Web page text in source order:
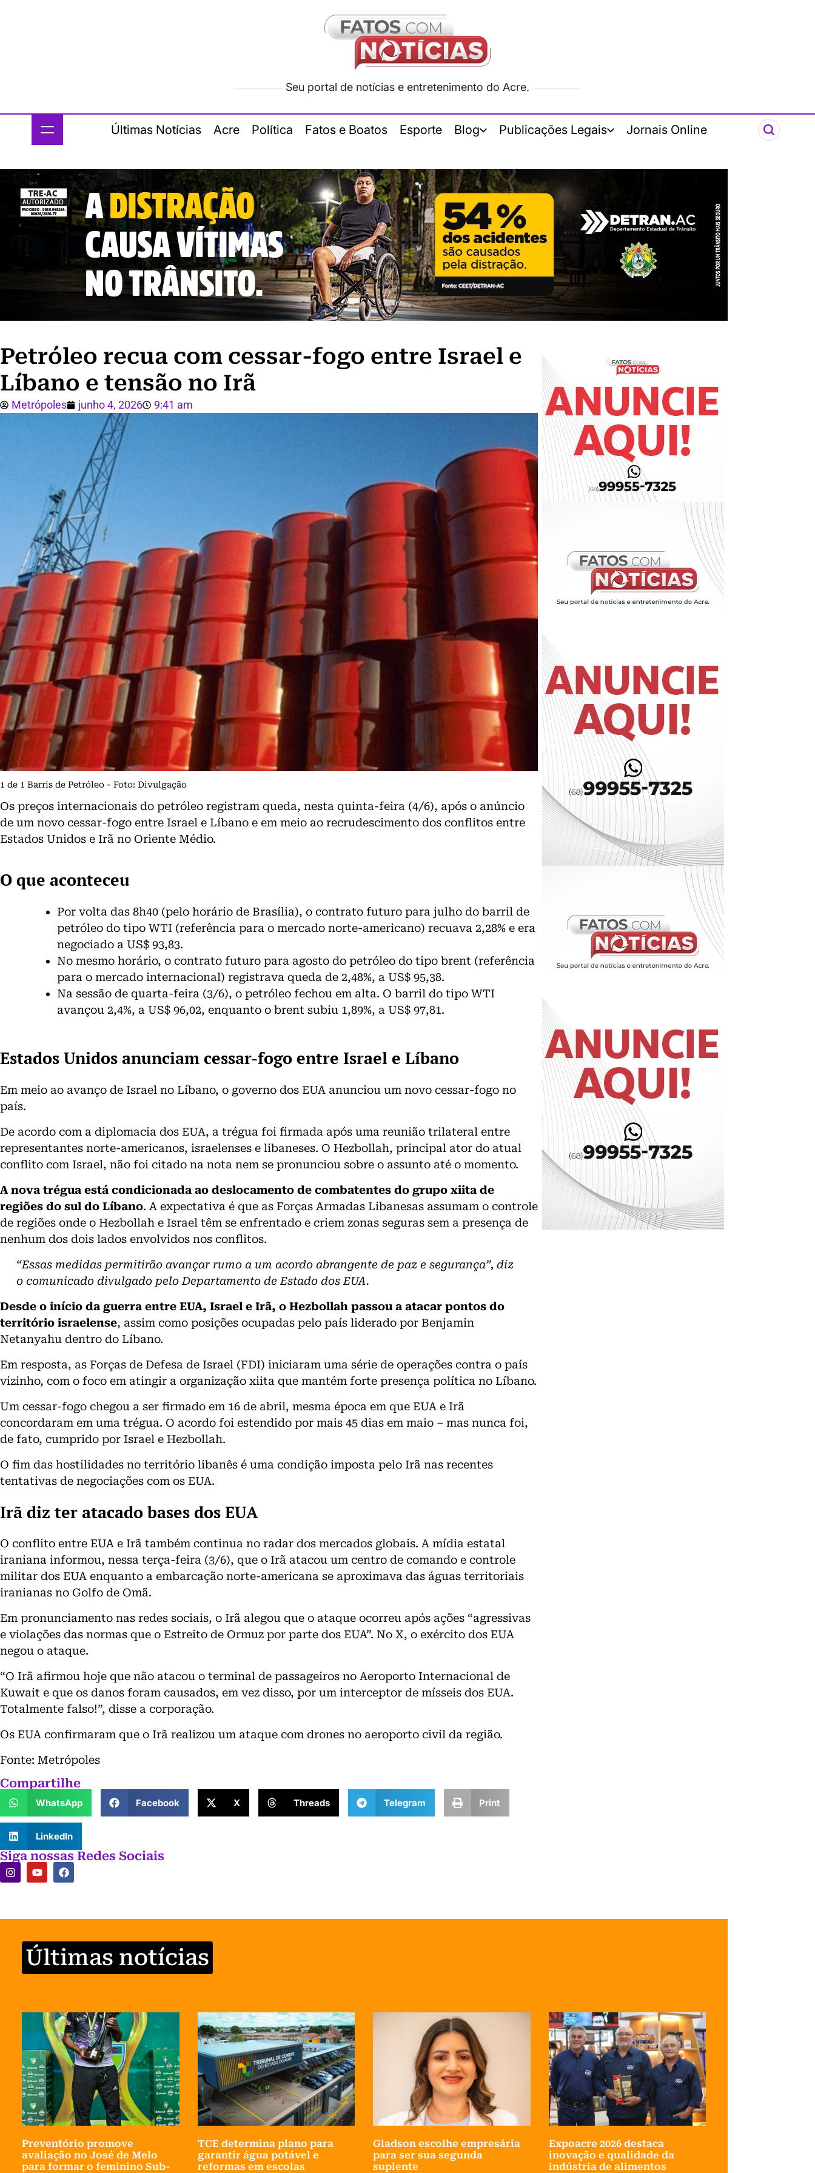
Seu portal de notícias e entretenimento do Acre.
Últimas Notícias Acre Política Fatos e Boatos Esporte Blog Publicações Legais Jornais Online
Petróleo recua com cessar-fogo entre Israel e
Líbano e tensão no Irã
Metrópoles junho 4, 2026 9:41 am
1 de 1 Barris de Petróleo - Foto: Divulgação
Os preços internacionais do petróleo registram queda, nesta quinta-feira (4/6), após o anúncio
de um novo cessar-fogo entre Israel e Líbano e em meio ao recrudescimento dos conflitos entre
Estados Unidos e Irã no Oriente Médio.
O que aconteceu
Por volta das 8h40 (pelo horário de Brasília), o contrato futuro para julho do barril de
petróleo do tipo WTI (referência para o mercado norte-americano) recuava 2,28% e era
negociado a US$ 93,83.
No mesmo horário, o contrato futuro para agosto do petróleo do tipo brent (referência
para o mercado internacional) registrava queda de 2,48%, a US$ 95,38.
Na sessão de quarta-feira (3/6), o petróleo fechou em alta. O barril do tipo WTI
avançou 2,4%, a US$ 96,02, enquanto o brent subiu 1,89%, a US$ 97,81.
Estados Unidos anunciam cessar-fogo entre Israel e Líbano
Em meio ao avanço de Israel no Líbano, o governo dos EUA anunciou um novo cessar-fogo no
país.
De acordo com a diplomacia dos EUA, a trégua foi firmada após uma reunião trilateral entre
representantes norte-americanos, israelenses e libaneses. O Hezbollah, principal ator do atual
conflito com Israel, não foi citado na nota nem se pronunciou sobre o assunto até o momento.
A nova trégua está condicionada ao deslocamento de combatentes do grupo xiita de
regiões do sul do Líbano. A expectativa é que as Forças Armadas Libanesas assumam o controle
de regiões onde o Hezbollah e Israel têm se enfrentado e criem zonas seguras sem a presença de
nenhum dos dois lados envolvidos nos conflitos.
“Essas medidas permitirão avançar rumo a um acordo abrangente de paz e segurança”, diz
o comunicado divulgado pelo Departamento de Estado dos EUA.
Desde o início da guerra entre EUA, Israel e Irã, o Hezbollah passou a atacar pontos do
território israelense, assim como posições ocupadas pelo país liderado por Benjamin
Netanyahu dentro do Líbano.
Em resposta, as Forças de Defesa de Israel (FDI) iniciaram uma série de operações contra o país
vizinho, com o foco em atingir a organização xiita que mantém forte presença política no Líbano.
Um cessar-fogo chegou a ser firmado em 16 de abril, mesma época em que EUA e Irã
concordaram em uma trégua. O acordo foi estendido por mais 45 dias em maio – mas nunca foi,
de fato, cumprido por Israel e Hezbollah.
O fim das hostilidades no território libanês é uma condição imposta pelo Irã nas recentes
tentativas de negociações com os EUA.
Irã diz ter atacado bases dos EUA
O conflito entre EUA e Irã também continua no radar dos mercados globais. A mídia estatal
iraniana informou, nessa terça-feira (3/6), que o Irã atacou um centro de comando e controle
militar dos EUA enquanto a embarcação norte-americana se aproximava das águas territoriais
iranianas no Golfo de Omã.
Em pronunciamento nas redes sociais, o Irã alegou que o ataque ocorreu após ações “agressivas
e violações das normas que o Estreito de Ormuz por parte dos EUA”. No X, o exército dos EUA
negou o ataque.
“O Irã afirmou hoje que não atacou o terminal de passageiros no Aeroporto Internacional de
Kuwait e que os danos foram causados, em vez disso, por um interceptor de mísseis dos EUA.
Totalmente falso!”, disse a corporação.
Os EUA confirmaram que o Irã realizou um ataque com drones no aeroporto civil da região.
Fonte: Metrópoles
Compartilhe
WhatsApp Facebook X Threads Telegram Print
LinkedIn
Siga nossas Redes Sociais
Últimas notícias
Preventório promove
avaliação no José de Melo
para formar o feminino Sub-
TCE determina plano para
garantir água potável e
reformas em escolas
Gladson escolhe empresária
para ser sua segunda
suplente
Expoacre 2026 destaca
inovação e qualidade da
indústria de alimentos